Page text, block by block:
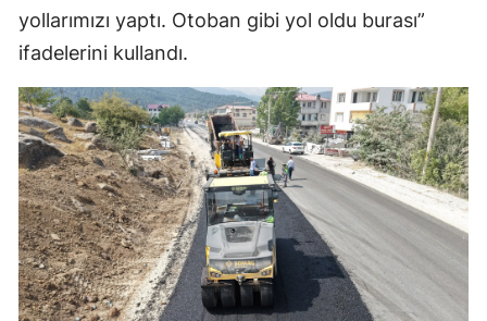
yollarımızı yaptı. Otoban gibi yol oldu burası”
ifadelerini kullandı.